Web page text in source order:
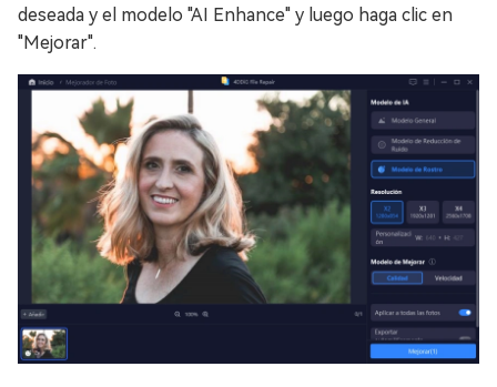
deseada y el modelo "AI Enhance" y luego haga clic en
"Mejorar".